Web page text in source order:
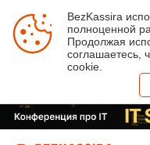
BezKassira
полноценной
Продолжая
соглашаетесь,
cookie.